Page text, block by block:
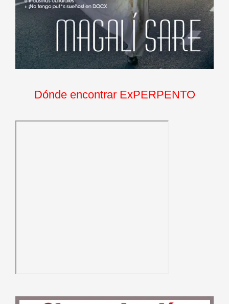
Dónde encontrar ExPERPENTO